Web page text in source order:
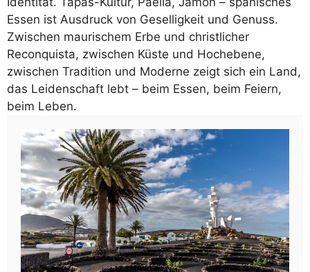
Essen ist Ausdruck von Geselligkeit und Genuss.
Zwischen maurischem Erbe und christlicher
Reconquista, zwischen Küste und Hochebene,
zwischen Tradition und Moderne zeigt sich ein Land,
das Leidenschaft lebt – beim Essen, beim Feiern,
beim Leben.